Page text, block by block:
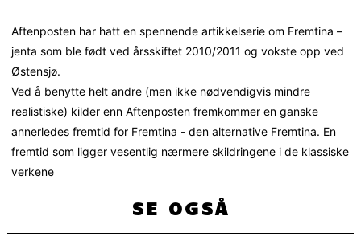
Aftenposten har hatt en spennende artikkelserie om Fremtina –
jenta som ble født ved årsskiftet 2010/2011 og vokste opp ved
Østensjø.
Ved å benytte helt andre (men ikke nødvendigvis mindre
realistiske) kilder enn Aftenposten fremkommer en ganske
annerledes fremtid for Fremtina - den alternative Fremtina. En
fremtid som ligger vesentlig nærmere skildringene i de klassiske
verkene
SE OGSÅ